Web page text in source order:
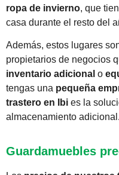
ropa de invierno, que
casa durante el resto del
Además, estos lugares
propietarios de negocios
inventario adicional o
tengas una pequeña
trastero en Ibi es la
almacenamiento adicional.
Guardamuebles